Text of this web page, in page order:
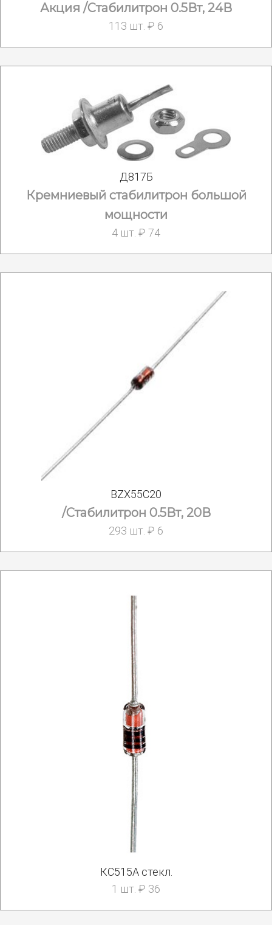
Акция /Стабилитрон 0.5Вт, 24В
113 шт. ₽ 6
Д817Б
Кремниевый стабилитрон большой
мощности
4 шт. ₽ 74
BZX55C20
/Стабилитрон 0.5Вт, 20В
293 шт. ₽ 6
КС515А стекл.
1 шт. ₽ 36